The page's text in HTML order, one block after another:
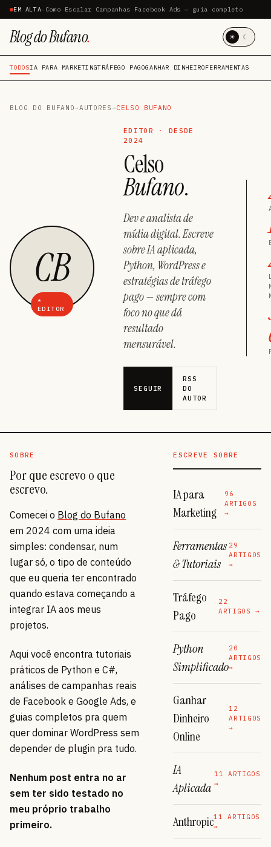
EM ALTA· Como Escalar Campanhas Facebook Ads — guia completo
Blog do Bufano. ☀ ☾
TODOSIA PARA MARKETINGTRÁFEGO PAGOGANHAR DINHEIROFERRAMENTAS
BLOG DO BUFANO→AUTORES →CELSO BUFANO
CB
★
EDITOR
EDITOR · DESDE
2024
Celso
Bufano.
Dev e analista de
mídia digital. Escreve
sobre IA aplicada,
Python, WordPress e
estratégias de tráfego
pago — sempre com
foco no que dá
resultado
mensurável.
SEGUIR
RSS
DO
AUTOR
SOBRE
Por que escrevo o que
escrevo.
Comecei o Blog do Bufano
em 2024 com uma ideia
simples: condensar, num
lugar só, o tipo de conteúdo
que eu queria ter encontrado
quando estava começando a
integrar IA aos meus
projetos.
Aqui você encontra tutoriais
práticos de Python e C#,
análises de campanhas reais
de Facebook e Google Ads, e
guias completos pra quem
quer dominar WordPress sem
depender de plugin pra tudo.
Nenhum post entra no ar
sem ter sido testado no
meu próprio trabalho
primeiro.
ESCREVE SOBRE
IA para
Marketing
96
ARTIGOS
→
Ferramentas
& Tutoriais
29
ARTIGOS
→
Tráfego
Pago
22
ARTIGOS →
Python
Simplificado
20
ARTIGOS
→
Ganhar
Dinheiro
Online
12
ARTIGOS
→
IA
Aplicada
11 ARTIGOS
→
Anthropic11 ARTIGOS
→